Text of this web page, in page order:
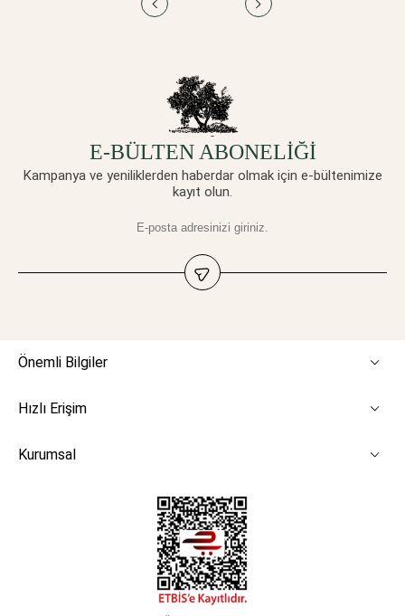
E-BÜLTEN ABONELİĞİ
Kampanya ve yeniliklerden haberdar olmak için e-bültenimize
kayıt olun.
Önemli Bilgiler
Hızlı Erişim
Kurumsal